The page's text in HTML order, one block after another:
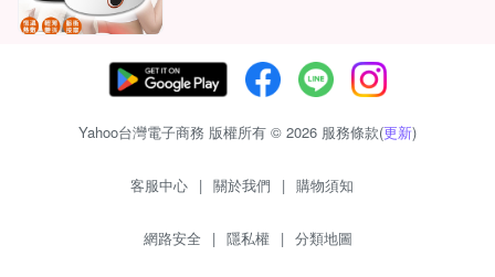
Yahoo台灣電子商務 版權所有 © 2026 服務條款(更新)
客服中心 | 關於我們 | 購物須知
網路安全 | 隱私權 | 分類地圖